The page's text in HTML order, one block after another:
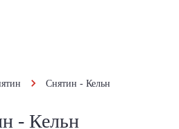
Снятин - Кельн
- Кельн